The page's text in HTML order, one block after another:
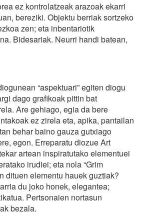
ez kontrolatzeak arazoak ekarri
bereziki. Objektu berriak sortzeko
zen; eta inbentariotik
Bidesariak. Neurri handi batean,
“aspektuari” egiten diogu
dago grafikoak pittin bat
Are gehiago, egia da bere
ez zirela eta, apika, pantailan
behar baino gauza gutxiago
egon. Erreparatu diozue Art
artean inspiratutako elementuei
irudiei; eta nola “Grim
dituen elementu hauek guztiak?
du joko honek, elegantea;
Pertsonaien nortasun
bezala.